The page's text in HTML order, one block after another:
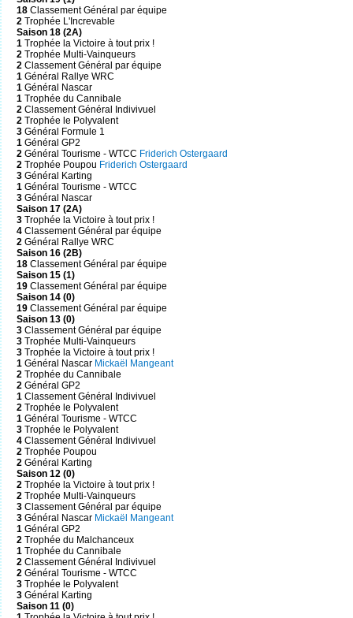
18 Classement Général par équipe
2 Trophée L'Increvable
Saison 18 (2A)
1 Trophée la Victoire à tout prix !
2 Trophée Multi-Vainqueurs
2 Classement Général par équipe
1 Général Rallye WRC
1 Général Nascar
1 Trophée du Cannibale
2 Classement Général Indivivuel
2 Trophée le Polyvalent
3 Général Formule 1
1 Général GP2
2 Général Tourisme - WTCC Friderich Ostergaard
2 Trophée Poupou Friderich Ostergaard
3 Général Karting
1 Général Tourisme - WTCC
3 Général Nascar
Saison 17 (2A)
3 Trophée la Victoire à tout prix !
4 Classement Général par équipe
2 Général Rallye WRC
Saison 16 (2B)
18 Classement Général par équipe
Saison 15 (1)
19 Classement Général par équipe
Saison 14 (0)
19 Classement Général par équipe
Saison 13 (0)
3 Classement Général par équipe
3 Trophée Multi-Vainqueurs
3 Trophée la Victoire à tout prix !
1 Général Nascar Mickaël Mangeant
2 Trophée du Cannibale
2 Général GP2
1 Classement Général Indivivuel
2 Trophée le Polyvalent
1 Général Tourisme - WTCC
3 Trophée le Polyvalent
4 Classement Général Indivivuel
2 Trophée Poupou
2 Général Karting
Saison 12 (0)
2 Trophée la Victoire à tout prix !
2 Trophée Multi-Vainqueurs
3 Classement Général par équipe
3 Général Nascar Mickaël Mangeant
1 Général GP2
2 Trophée du Malchanceux
1 Trophée du Cannibale
2 Classement Général Indivivuel
2 Général Tourisme - WTCC
3 Trophée le Polyvalent
3 Général Karting
Saison 11 (0)